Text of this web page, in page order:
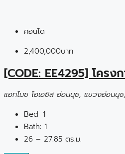
คอนโด
2,400,000บาท
[CODE: EE4295] โคร
แอทโมซ โอเอซิส อ่อนนุช, แขวงอ่อนนุ
Bed: 1
Bath: 1
26 – 27.85 ตร.ม.